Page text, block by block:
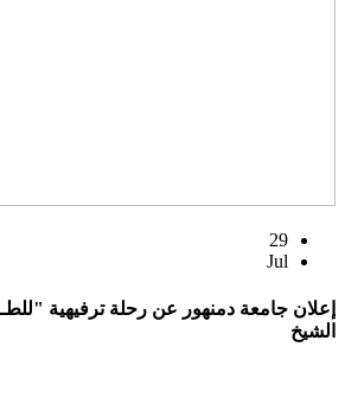
29
Jul
إعلان جامعة دمنهور عن رحلة ترفيهية
الشيخ